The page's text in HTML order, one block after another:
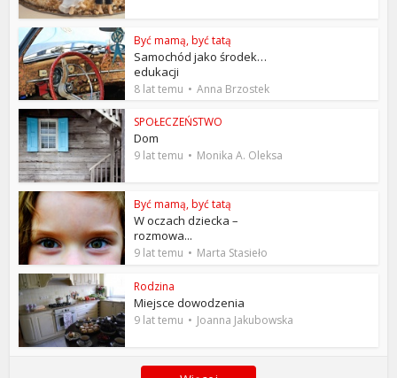
Być mamą, być tatą
Samochód jako środek…
edukacji
8 lat temu Anna Brzostek
SPOŁECZEŃSTWO
Dom
9 lat temu Monika A. Oleksa
Być mamą, być tatą
W oczach dziecka –
rozmowa...
9 lat temu Marta Stasieło
Rodzina
Miejsce dowodzenia
9 lat temu Joanna Jakubowska